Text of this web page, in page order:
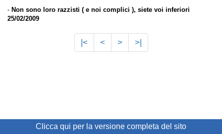
- Non sono loro razzisti ( e noi complici ), siete voi inferiori
25/02/2009
|< < > >|
Clicca qui per la versione completa del sito